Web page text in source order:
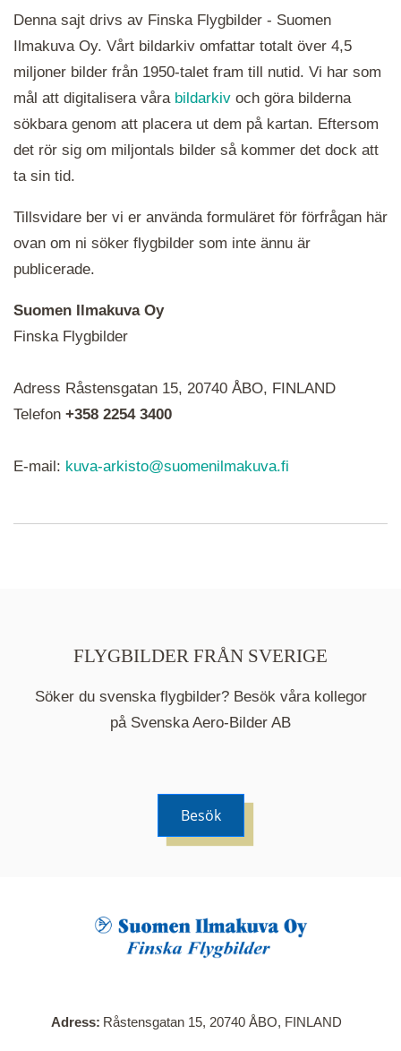
ikoner är det en serie i varje. Utplacerade bilder
syns som nålar istället.
När du klickar på en serie så öppnas en ny flik.
Här visas en karta över bilder med kända
Denna sajt drivs av Finska Flygbilder - Suomen
Ilmakuva Oy. Vårt bildarkiv omfattar totalt över 4,5
miljoner bilder från 1950-talet fram till nutid. Vi har som
mål att digitalisera våra bildarkiv och göra bilderna
sökbara genom att placera ut dem på kartan. Eftersom
det rör sig om miljontals bilder så kommer det dock att
ta sin tid.
Tillsvidare ber vi er använda formuläret för förfrågan här
ovan om ni söker flygbilder som inte ännu är
publicerade.
Suomen Ilmakuva Oy
Finska Flygbilder
Adress Råstensgatan 15, 20740 ÅBO, FINLAND
Telefon +358 2254 3400
E-mail: kuva-arkisto@suomenilmakuva.fi
FLYGBILDER FRÅN SVERIGE
Söker du svenska flygbilder? Besök våra kollegor
på Svenska Aero-Bilder AB
Besök
Adress Råstensgatan 15, 20740 ÅBO, FINLAND